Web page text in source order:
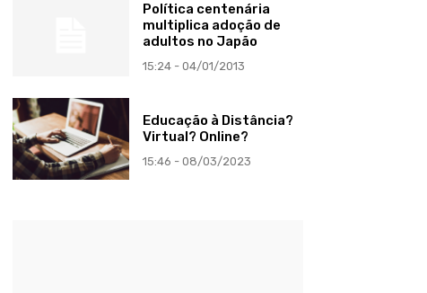
Política centenária
multiplica adoção de
adultos no Japão
15:24 - 04/01/2013
Educação à Distância?
Virtual? Online?
15:46 - 08/03/2023